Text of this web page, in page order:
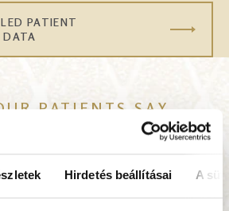
Hirdetés beállításai A
PATIENT
DATA
PATIENTS SAY
Image